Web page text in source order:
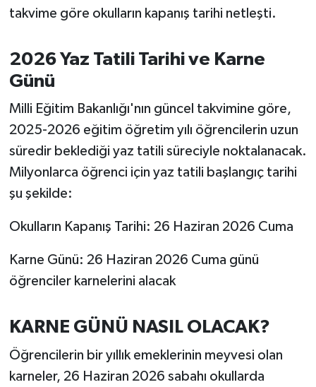
takvime göre okulların kapanış tarihi netleşti.
2026 Yaz Tatili Tarihi ve Karne
Günü
Milli Eğitim Bakanlığı'nın güncel takvimine göre,
2025-2026 eğitim öğretim yılı öğrencilerin uzun
süredir beklediği yaz tatili süreciyle noktalanacak.
Milyonlarca öğrenci için yaz tatili başlangıç tarihi
şu şekilde:
Okulların Kapanış Tarihi: 26 Haziran 2026 Cuma
Karne Günü: 26 Haziran 2026 Cuma günü
öğrenciler karnelerini alacak
KARNE GÜNÜ NASIL OLACAK?
Öğrencilerin bir yıllık emeklerinin meyvesi olan
karneler, 26 Haziran 2026 sabahı okullarda
Manyas
OLAY
Resmi İlanlar
SAĞLIK
Savaştepe
SEYAHAT
SÜRMANŞET